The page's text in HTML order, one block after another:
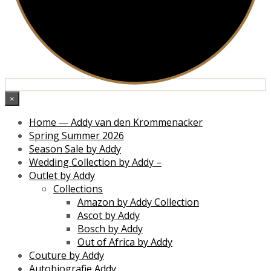
×
Home — Addy van den Krommenacker
Spring Summer 2026
Season Sale by Addy
Wedding Collection by Addy –
Outlet by Addy
Collections
Amazon by Addy Collection
Ascot by Addy
Bosch by Addy
Out of Africa by Addy
Couture by Addy